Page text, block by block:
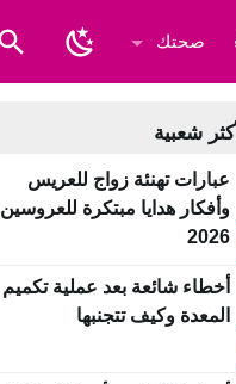
صحتك
شعبية
عبارات تهنئة زواج للعريس
وأفكار هدايا مبتكرة للعروسين
2026
أخطاء شائعة بعد عملية تكميم
المعدة وكيف تتجنبها